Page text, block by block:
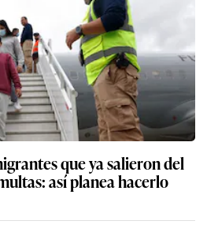
que ya salieron del
así planea hacerlo